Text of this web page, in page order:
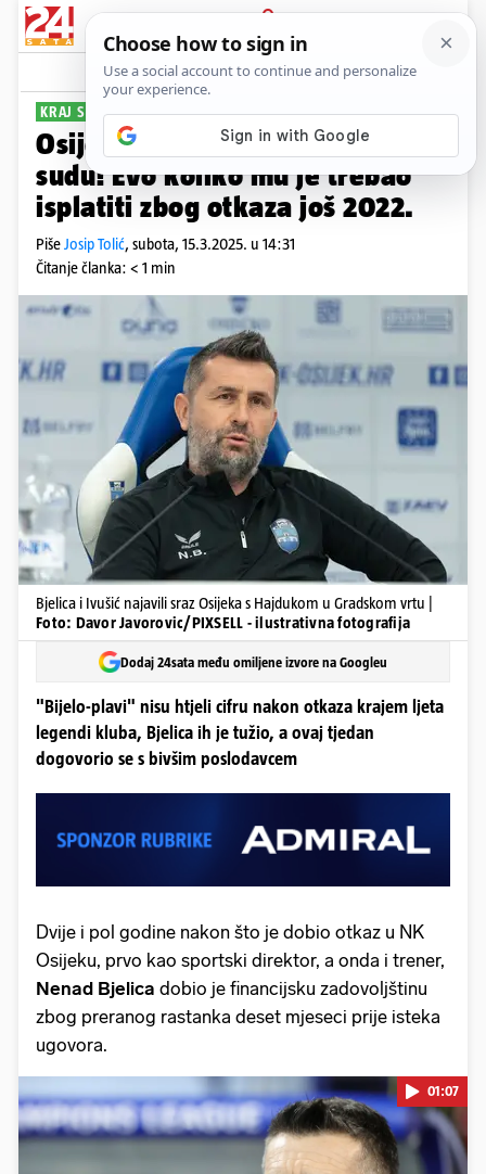
PRIJAVA
Sport Komentari
KRAJ SAGE
Osijek se nagodio s Bjelicom na
sudu! Evo koliko mu je trebao
isplatiti zbog otkaza još 2022.
PišeJosip Tolić, subota, 15.3.2025. u 14:31
Čitanje članka: < 1 min
Bjelica i Ivušić najavili sraz Osijeka s Hajdukom u Gradskom vrtu |
Foto: Davor Javorovic/PIXSELL - ilustrativna fotografija
Dodaj 24sata među omiljene izvore na Googleu
"Bijelo-plavi" nisu htjeli cifru nakon otkaza krajem ljeta
legendi kluba, Bjelica ih je tužio, a ovaj tjedan
dogovorio se s bivšim poslodavcem
Dvije i pol godine nakon što je dobio otkaz u NK
Osijeku, prvo kao sportski direktor, a onda i trener,
Nenad Bjelica dobio je financijsku zadovoljštinu
zbog preranog rastanka deset mjeseci prije isteka
ugovora.
01:07